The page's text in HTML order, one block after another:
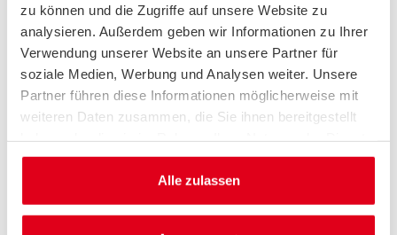
zu können und die Zugriffe auf unsere Website zu
analysieren. Außerdem geben wir Informationen zu Ihrer
Verwendung unserer Website an unsere Partner für
soziale Medien, Werbung und Analysen weiter. Unsere
Partner führen diese Informationen möglicherweise mit
weiteren Daten zusammen, die Sie ihnen bereitgestellt
gesammelt haben.
Alle zulassen
Verkehrssicherheit haben können.”
Weiterführende
Informationen
>>Politische Positionen des ACE
Für Rückfragen und Interviewwünsche